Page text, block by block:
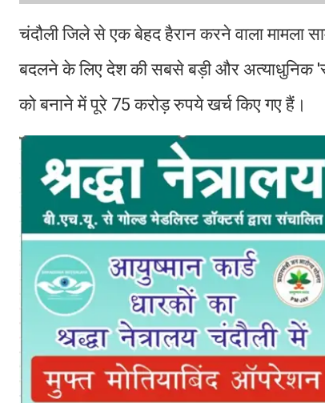
चंदौली जिले से एक बेहद हैरान करने वाला मामला
बदलने के लिए देश की सबसे बड़ी और अत्याधुनिक
को बनाने में पूरे 75 करोड़ रुपये खर्च किए गए हैं।